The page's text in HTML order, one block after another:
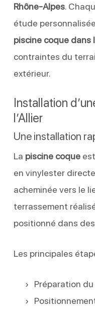
Rhône-Alpes.
étude
piscine coque dans
contraintes du
extérieur.
Installation
l’Allier
Une installation
La piscine coqueest
en vinylester
acheminée vers le
terrassement
positionné dans
Les principales
Préparation